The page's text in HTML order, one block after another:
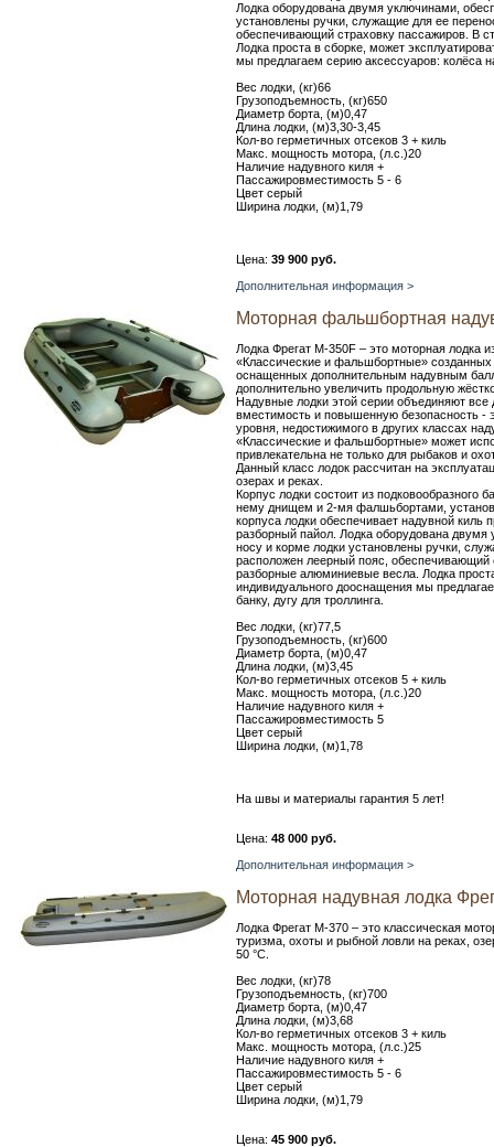
Лодка оборудована двумя уключинами,
установлены ручки, служащие для ее
обеспечивающий страховку пассажиров. В
Лодка проста в сборке, может
мы предлагаем серию аксессуаров: колёса
Вес лодки, (кг)66
Грузоподъемность, (кг)650
Диаметр борта, (м)0,47
Длина лодки, (м)3,30-3,45
Кол-во герметичных отсеков 3 + киль
Макс. мощность мотора, (л.с.)20
Наличие надувного киля +
Пассажировместимость 5 - 6
Цвет серый
Ширина лодки, (м)1,79
Цена: 39 900 руб.
Дополнительная информация >
Моторная фальшбортная
Лодка Фрегат М-350F – это моторная лодка
«Классические и фальшбортные»
оснащенных дополнительным надувным
дополнительно увеличить продольную
Надувные лодки этой серии объединяют
вместимость и повышенную безопасность -
уровня, недостижимого в других классах
«Классические и фальшбортные» может
привлекательна не только для рыбаков и
Данный класс лодок рассчитан на
озерах и реках.
Корпус лодки состоит из подковообразного
нему днищем и 2-мя фалшьбортами,
корпуса лодки обеспечивает надувной киль
разборный пайол. Лодка оборудована
носу и корме лодки установлены ручки,
расположен леерный пояс, обеспечивающий
разборные алюминиевые весла. Лодка
индивидуального дооснащения мы
банку, дугу для троллинга.
Вес лодки, (кг)77,5
Грузоподъемность, (кг)600
Диаметр борта, (м)0,47
Длина лодки, (м)3,45
Кол-во герметичных отсеков 5 + киль
Макс. мощность мотора, (л.с.)20
Наличие надувного киля +
Пассажировместимость 5
Цвет серый
Ширина лодки, (м)1,78
На швы и материалы гарантия 5 лет!
Цена: 48 000 руб.
Дополнительная информация >
Моторная надувная лодка
Лодка Фрегат М-370 – это классическая
туризма, охоты и рыбной ловли на реках,
50 °С.
Вес лодки, (кг)78
Грузоподъемность, (кг)700
Диаметр борта, (м)0,47
Длина лодки, (м)3,68
Кол-во герметичных отсеков 3 + киль
Макс. мощность мотора, (л.с.)25
Наличие надувного киля +
Пассажировместимость 5 - 6
Цвет серый
Ширина лодки, (м)1,79
Цена: 45 900 руб.